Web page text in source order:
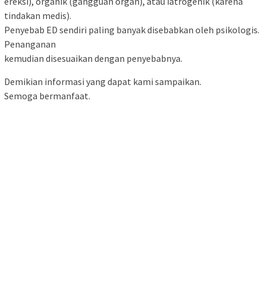
tindakan medis).
Penyebab ED sendiri paling banyak disebabkan oleh psikologis.
Penanganan
kemudian disesuaikan dengan penyebabnya.
Demikian informasi yang dapat kami sampaikan.
Semoga bermanfaat.